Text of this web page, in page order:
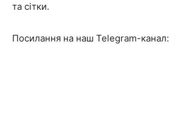
та сітки.
Посилання на наш Telegram-канал: